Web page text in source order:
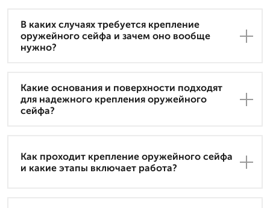
В каких случаях требуется крепление
оружейного сейфа и зачем оно вообще
нужно?
Какие основания и поверхности подходят
для надежного крепления оружейного
сейфа?
Как проходит крепление оружейного сейфа
и какие этапы включает работа?